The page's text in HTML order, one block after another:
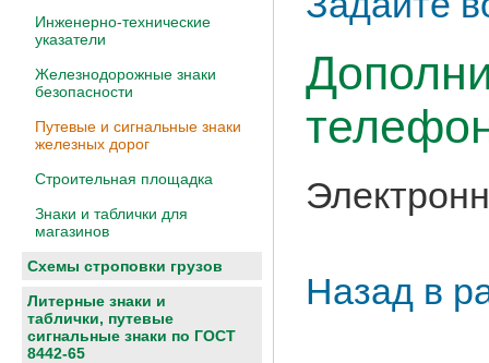
Инженерно-технические
указатели
Железнодорожные знаки
безопасности
Путевые и сигнальные знаки
железных дорог
Строительная площадка
Знаки и таблички для
магазинов
Схемы строповки грузов
Литерные знаки и
таблички, путевые
сигнальные знаки по ГОСТ
8442-65
Назад в